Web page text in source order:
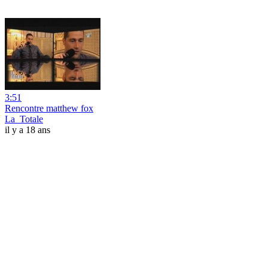
3:51
Rencontre matthew fox
La_Totale
il y a 18 ans